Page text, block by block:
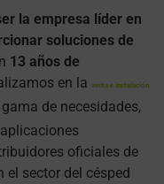
la empresa líder en
soluciones de
13 años de
en la venta e instalación
de necesidades,
oficiales de
el sector del césped